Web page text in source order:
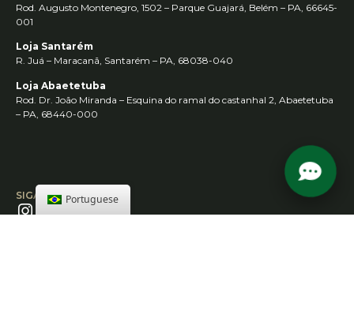
Rod. Augusto Montenegro, 1502 – Parque Guajará, Belém – PA, 66645-
001
Loja Santarém
R. Juá – Maracanã, Santarém – PA, 68038-040
Loja Abaetetuba
Rod. Dr. João Miranda – Esquina do ramal do castanhal 2, Abaetetuba
– PA, 68440-000
SIGA-NOSPortuguese